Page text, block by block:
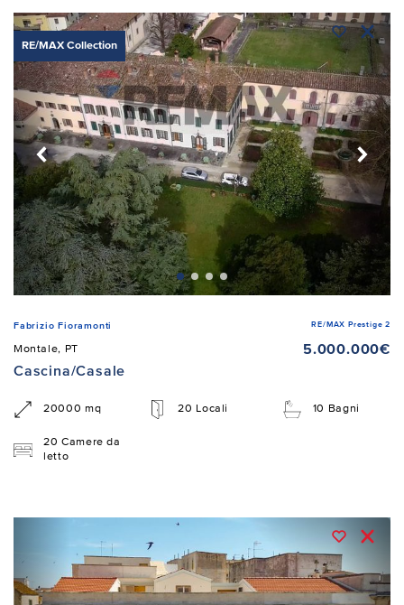
RE/MAX Collection
Fabrizio Fioramonti RE/MAX Prestige 2
Montale, PT
5.000.000€
Cascina/Casale
20000 mq 20 Locali 10 Bagni
20 Camere da
letto